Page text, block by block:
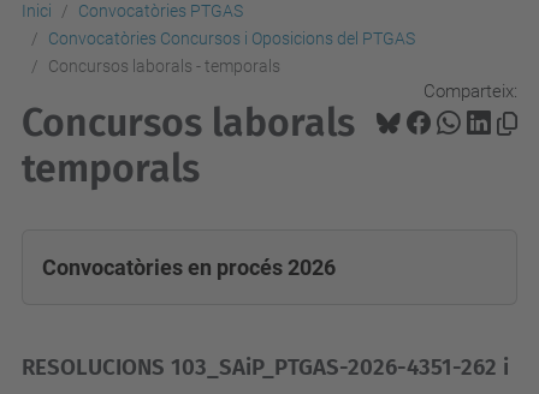
Inici
Convocatòries PTGAS
Convocatòries Concursos i Oposicions del PTGAS
Concursos laborals - temporals
Comparteix:
Concursos laborals
temporals
Convocatòries en procés 2026
RESOLUCIONS 103_SAiP_PTGAS-2026-4351-262 i